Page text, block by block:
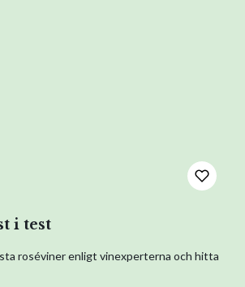
i test
roséviner enligt vinexperterna och hitta